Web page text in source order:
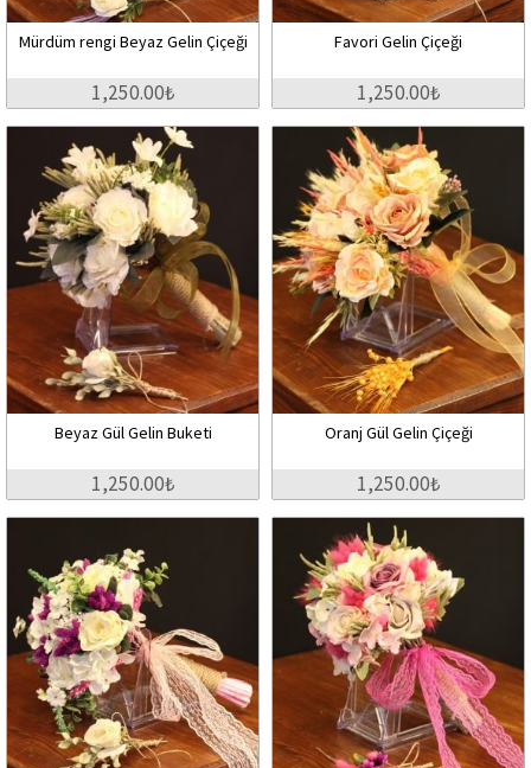
Mürdüm rengi Beyaz Gelin Çiçeği
1,250.00₺
Favori Gelin Çiçeği
1,250.00₺
Beyaz Gül Gelin Buketi
1,250.00₺
Oranj Gül Gelin Çiçeği
1,250.00₺